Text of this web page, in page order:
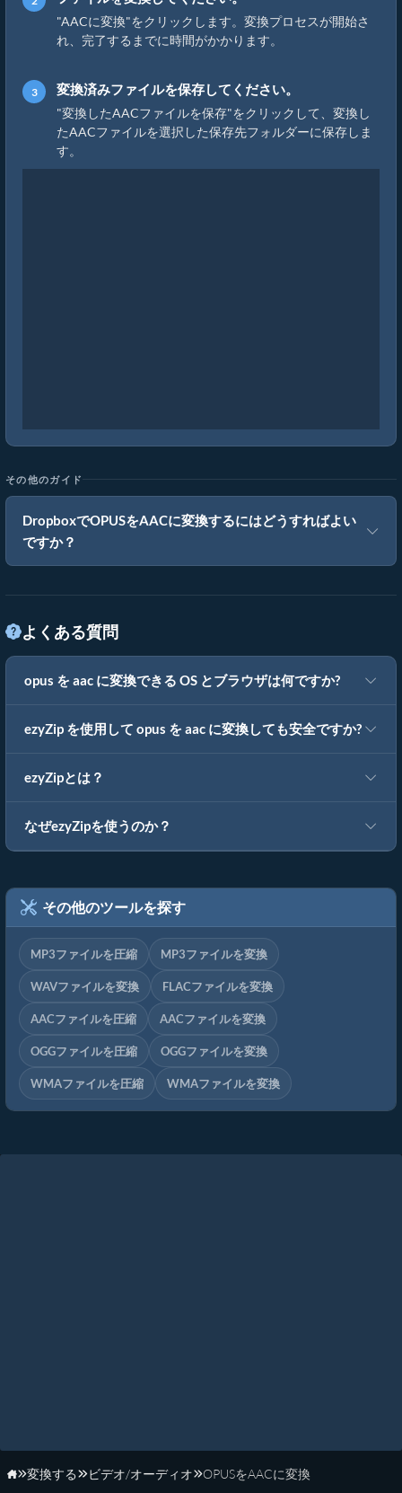
"AACに変換"をクリックします。変換プロセスが開始さ
れ、完了するまでに時間がかかります。
変換済みファイルを保存してください。
"変換したAACファイルを保存"をクリックして、変換し
たAACファイルを選択した保存先フォルダーに保存しま
す。
その他のガイド
DropboxでOPUSをAACに変換するにはどうすればよい
ですか？
よくある質問
opus を aac に変換できる OS とブラウザは何ですか?
ezyZip を使用して opus を aac に変換しても安全ですか?
ezyZipとは？
なぜezyZipを使うのか？
その他のツールを探す
MP3ファイルを圧縮 MP3ファイルを変換
WAVファイルを変換 FLACファイルを変換
AACファイルを圧縮 AACファイルを変換
OGGファイルを圧縮 OGGファイルを変換
WMAファイルを圧縮 WMAファイルを変換
ホーム
変換する ビデオ/オーディオ OPUSをAACに変換